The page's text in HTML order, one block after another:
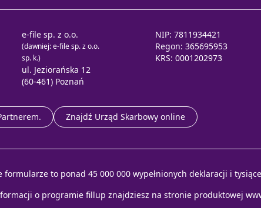
e-file sp. z o.o.
(dawniej: e-file sp. z o.o.
sp. k.)
ul. Jeziorańska 12
(60-461) Poznań
NIP: 7811934421
Regon: 365695953
KRS: 0001202973
Znajdź Urząd Skarbowy online
formularze to ponad 45 000 000 wypełnionych deklaracji i
o programie fillup znajdziesz na stronie produktowej